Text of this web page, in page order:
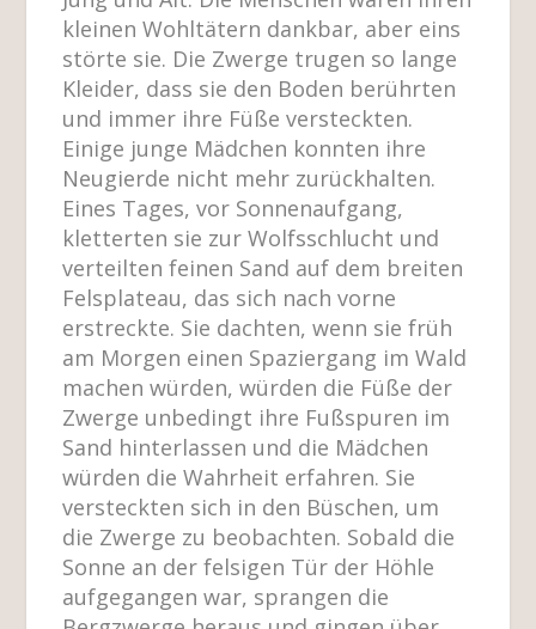
kleinen Wohltätern dankbar, aber eins
störte sie. Die Zwerge trugen so lange
Kleider, dass sie den Boden berührten
und immer ihre Füße versteckten.
Einige junge Mädchen konnten ihre
Neugierde nicht mehr zurückhalten.
Eines Tages, vor Sonnenaufgang,
kletterten sie zur Wolfsschlucht und
verteilten feinen Sand auf dem breiten
Felsplateau, das sich nach vorne
erstreckte. Sie dachten, wenn sie früh
am Morgen einen Spaziergang im Wald
machen würden, würden die Füße der
Zwerge unbedingt ihre Fußspuren im
Sand hinterlassen und die Mädchen
würden die Wahrheit erfahren. Sie
versteckten sich in den Büschen, um
die Zwerge zu beobachten. Sobald die
Sonne an der felsigen Tür der Höhle
aufgegangen war, sprangen die